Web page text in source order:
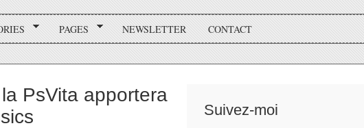
PAGES NEWSLETTER CONTACT
PsVita apportera
Suivez-moi